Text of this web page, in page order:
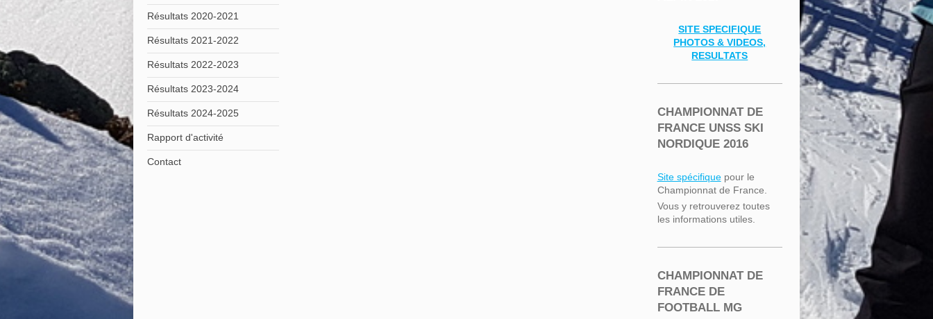
Résultats 2020-2021
Résultats 2021-2022
Résultats 2022-2023
Résultats 2023-2024
Résultats 2024-2025
Rapport d'activité
Contact
SITE SPECIFIQUE
PHOTOS & VIDEOS,
RESULTATS
CHAMPIONNAT DE
FRANCE UNSS SKI
NORDIQUE 2016
Site spécifiquepour le
Championnat de France.
Vous y retrouverez toutes
les informations utiles.
CHAMPIONNAT DE
FRANCE DE
FOOTBALL MG